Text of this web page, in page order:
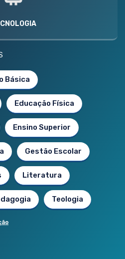
Básica
Educação Física
Ensino Superior
Gestão Escolar
Literatura
Teologia